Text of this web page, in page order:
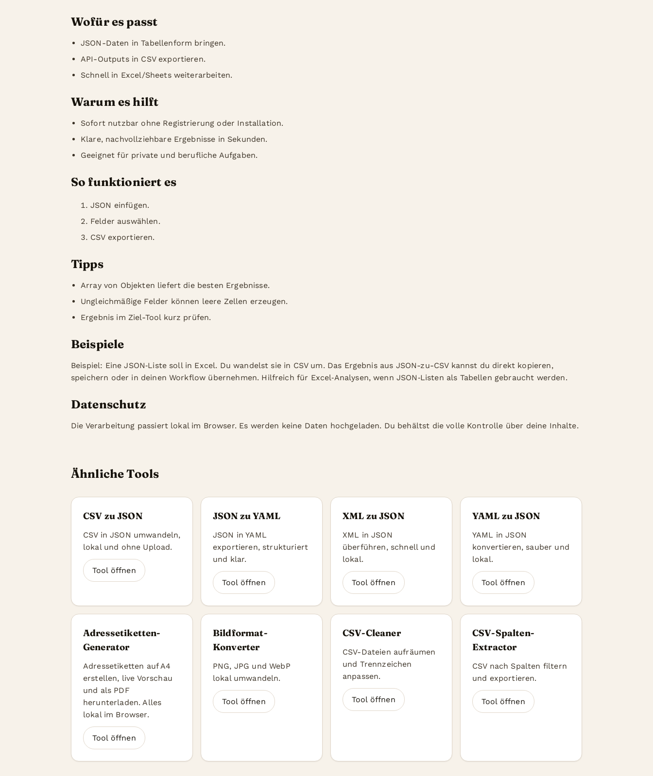
Wofür es passt
JSON-Daten in Tabellenform bringen.
API-Outputs in CSV exportieren.
Schnell in Excel/Sheets weiterarbeiten.
Warum es hilft
Sofort nutzbar ohne Registrierung oder Installation.
Klare, nachvollziehbare Ergebnisse in Sekunden.
Geeignet für private und berufliche Aufgaben.
So funktioniert es
JSON einfügen.
Felder auswählen.
CSV exportieren.
Tipps
Array von Objekten liefert die besten Ergebnisse.
Ungleichmäßige Felder können leere Zellen erzeugen.
Ergebnis im Ziel-Tool kurz prüfen.
Beispiele
Beispiel: Eine JSON‑Liste soll in Excel. Du wandelst sie in CSV um. Das Ergebnis aus JSON-zu-CSV kannst du direkt kopieren,
speichern oder in deinen Workflow übernehmen. Hilfreich für Excel‑Analysen, wenn JSON‑Listen als Tabellen gebraucht werden.
Datenschutz
Die Verarbeitung passiert lokal im Browser. Es werden keine Daten hochgeladen. Du behältst die volle Kontrolle über deine Inhalte.
Ähnliche Tools
CSV zu JSON
CSV in JSON umwandeln,
lokal und ohne Upload.
Tool öffnen
JSON zu YAML
JSON in YAML
exportieren, strukturiert
und klar.
Tool öffnen
XML zu JSON
XML in JSON
überführen, schnell und
lokal.
Tool öffnen
YAML zu JSON
YAML in JSON
konvertieren, sauber und
lokal.
Tool öffnen
Adressetiketten-
Generator
Adressetiketten auf A4
erstellen, live Vorschau
und als PDF
herunterladen. Alles
lokal im Browser.
Tool öffnen
Bildformat-
Konverter
PNG, JPG und WebP
lokal umwandeln.
Tool öffnen
CSV-Cleaner
CSV-Dateien aufräumen
und Trennzeichen
anpassen.
Tool öffnen
CSV-Spalten-
Extractor
CSV nach Spalten filtern
und exportieren.
Tool öffnen